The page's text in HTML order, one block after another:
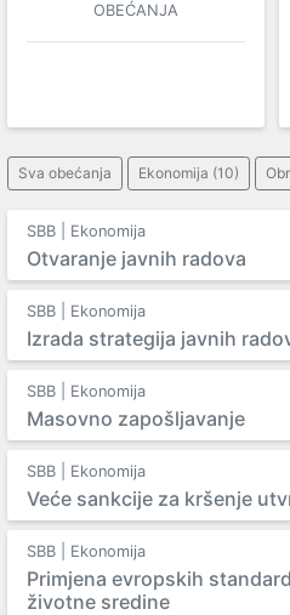
OBEĆANJA
Sva obećanja Ekonomija (10)
SBB | Ekonomija
Otvaranje javnih radova
SBB | Ekonomija
Izrada strategija javnih
SBB | Ekonomija
Masovno zapošljavanje
SBB | Ekonomija
Veće sankcije za kršenje
SBB | Ekonomija
Primjena evropskih
životne sredine